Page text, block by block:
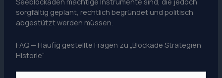
sorgfältig geplant, rechtlich begründet und politisch
abgestützt werden müssen.
FAQ — Häufig gestellte Fragen zu „Blockade Strategien
Historie“